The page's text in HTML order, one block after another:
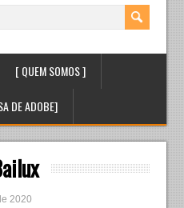
[ QUEM SOMOS ]
DE ADOBE]
2020